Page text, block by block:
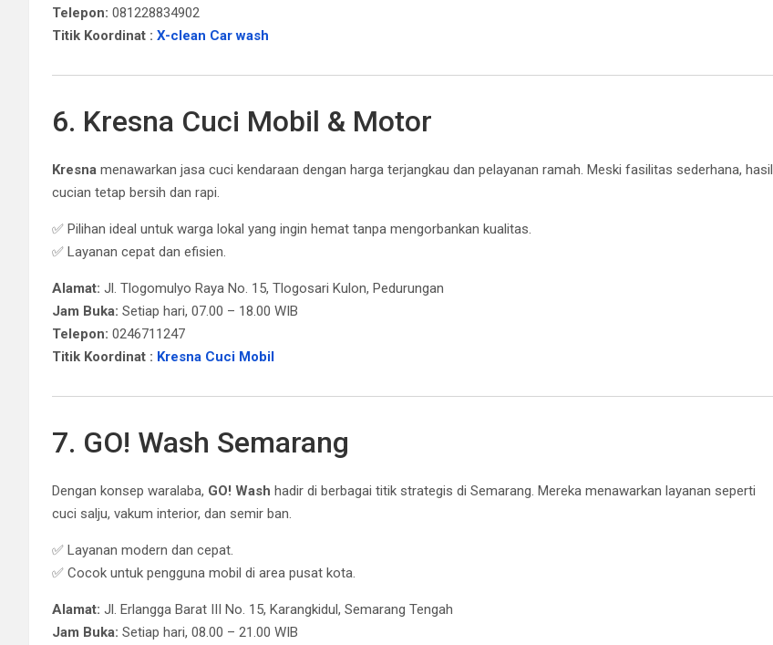
Telepon: 081228834902
Titik Koordinat : X-clean Car wash
6. Kresna Cuci Mobil & Motor
Kresna menawarkan jasa cuci kendaraan dengan harga terjangkau dan pelayanan ramah. Meski fasilitas sederhana, hasil
cucian tetap bersih dan rapi.
✅ Pilihan ideal untuk warga lokal yang ingin hemat tanpa mengorbankan kualitas.
✅ Layanan cepat dan efisien.
Alamat: Jl. Tlogomulyo Raya No. 15, Tlogosari Kulon, Pedurungan
Jam Buka: Setiap hari, 07.00 – 18.00 WIB
Telepon: 0246711247
Titik Koordinat : Kresna Cuci Mobil
7. GO! Wash Semarang
Dengan konsep waralaba, GO! Wash hadir di berbagai titik strategis di Semarang. Mereka menawarkan layanan seperti
cuci salju, vakum interior, dan semir ban.
✅ Layanan modern dan cepat.
✅ Cocok untuk pengguna mobil di area pusat kota.
Alamat: Jl. Erlangga Barat III No. 15, Karangkidul, Semarang Tengah
Jam Buka: Setiap hari, 08.00 – 21.00 WIB